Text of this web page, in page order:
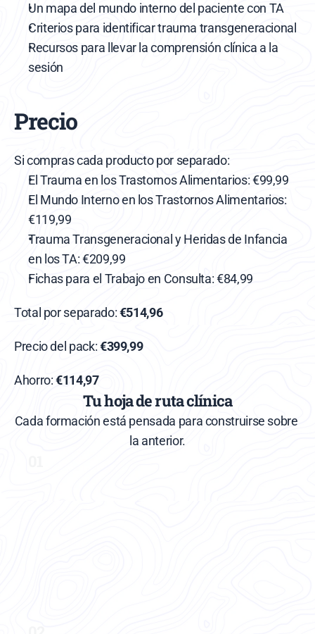
Un mapa del mundo interno del paciente con TA
Criterios para identificar trauma transgeneracional
Recursos para llevar la comprensión clínica a la
sesión
Precio
Si compras cada producto por separado:
El Trauma en los Trastornos Alimentarios: €99,99
El Mundo Interno en los Trastornos Alimentarios:
€119,99
Trauma Transgeneracional y Heridas de Infancia
en los TA: €209,99
Fichas para el Trabajo en Consulta: €84,99
Total por separado: €514,96
Precio del pack: €399,99
Ahorro: €114,97
Tu hoja de ruta clínica
Cada formación está pensada para construirse sobre
la anterior.